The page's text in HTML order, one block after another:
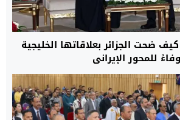
ضحت الجزائر بعلاقاتها الخليجية
وفاءً للمحور الإيراني